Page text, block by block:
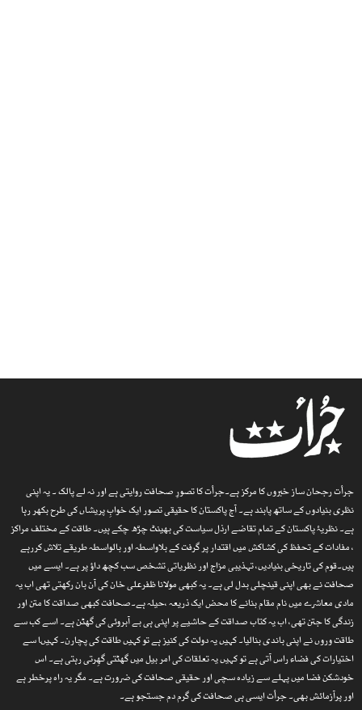
جرأت رجحان ساز خبروں کا مرکز ہے۔جرأت کا تصورِ صحافت روایتی ہے اور نہ لے پالک ۔ یہ اپنی
نظری بنیادوں کے ساتھ پابند ہے۔ آج پاکستان کا حقیقی تصور ایک خوابِ پریشاں کی طرح بکھر رہا
ہے۔ نظریۂ پاکستان کے تمام تقاضے ارذل سیاست کی بھینٹ چڑھ چکے ہیں۔ طاقت کے مختلف مراکز
، مفادات کے تحفظ کی کشاکش میں اقتدار پر گرفت کے بلاواسطہ اور بالواسطہ طریقے تلاش کررہے
ہیں۔قوم کی تاریخی بنیادیں، تہذیبی مزاج اور نظریاتی تشخص سب کچھ داؤ پر ہے۔ ایسے میں
صحافت نے بھی اپنی قینچلی بدل لی ہے۔ یہ کبھی مولانا ظفرعلی خان کی آن بان رکھتی تھی اب یہ
مادی معاشرے میں نام مقام بنانے کا محض ایک ذریعہ ،حیلہ ہے۔صحافت کبھی صداقت کا متن اور
زندگی کا جتن تھی، اب یہ کتاب صداقت کے حاشیے پر اپنی ہی بے آبروئی کی گھٹن ہے۔ اسے کب سے
طاقت وروں نے اپنی باندی بنالیا۔ کہیں یہ دولت کی کنیز ہے تو کہیں طاقت کی پچارن۔ کہیںا سے
اختیارات کی فضاء راس آتی ہے تو کہیں یہ تعلقات کی امر بیل میں گھٹتی گھِرتی رہتی ہے۔ اس
خودشکن فضا میں پہلے سے زیادہ سچی اور حقیقی صحافت کی ضرورت ہے۔ مگر یہ راہ پرخطر ہے
اور پرآزمائش بھی۔ جرأت ایسی ہی صحافت کی گرم دم جستجو ہے۔